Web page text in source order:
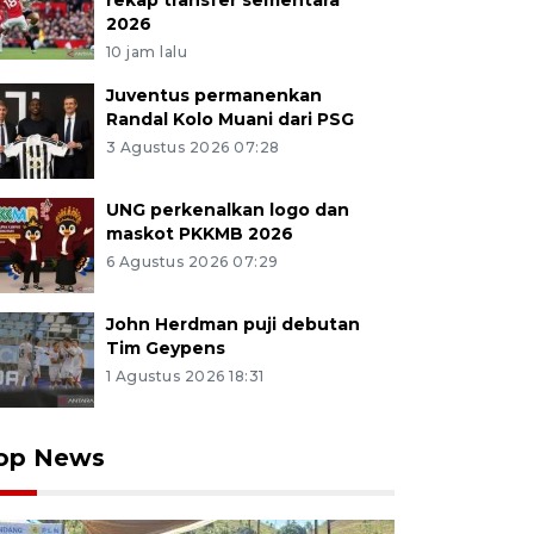
2026
10 jam lalu
Juventus permanenkan
Randal Kolo Muani dari PSG
3 Agustus 2026 07:28
UNG perkenalkan logo dan
maskot PKKMB 2026
6 Agustus 2026 07:29
John Herdman puji debutan
Tim Geypens
1 Agustus 2026 18:31
News